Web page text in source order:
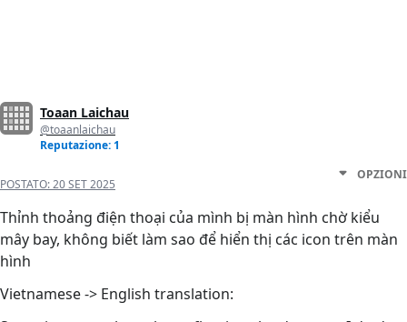
Toaan Laichau
@toaanlaichau
Reputazione: 1
POSTATO:20 SET 2025
OPZIONI
Thỉnh thoảng điện thoại của mình bị màn hình chờ kiểu
mây bay, không biết làm sao để hiển thị các icon trên màn
hình
Vietnamese -> English translation: